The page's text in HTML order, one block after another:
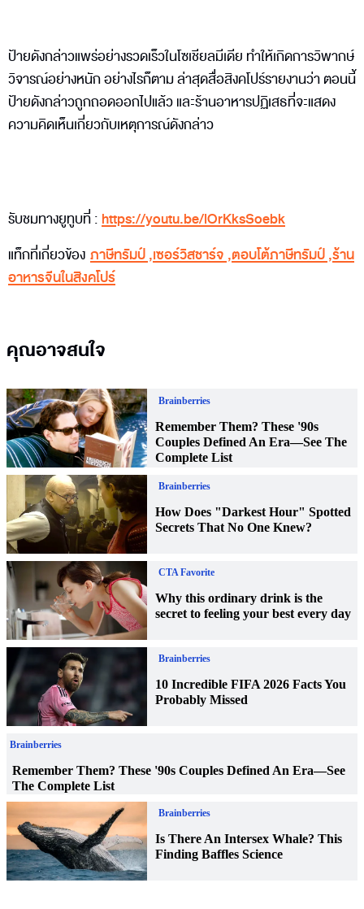
ป้ายดังกล่าวแพร่อย่างรวดเร็วในโซเชียลมีเดีย ทำให้เกิดการวิพากษ์
วิจารณ์อย่างหนัก อย่างไรก็ตาม ล่าสุดสื่อสิงคโปร์รายงานว่า ตอนนี้
ป้ายดังกล่าวถูกถอดออกไปแล้ว และร้านอาหารปฏิเสธที่จะแสดง
ความคิดเห็นเกี่ยวกับเหตุการณ์ดังกล่าว
รับชมทางยูทูบที่ : https://youtu.be/lOrKksSoebk
แท็กที่เกี่ยวข้อง ภาษีทรัมป์,เซอร์วิสชาร์จ ,ตอบโต้ภาษีทรัมป์,ร้าน
อาหารจีนในสิงคโปร์
คุณอาจสนใจ